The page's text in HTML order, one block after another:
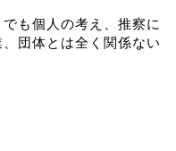
も個人の考え、推察に
団体とは全く関係ない